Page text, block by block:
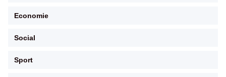
Economie
Social
Sport